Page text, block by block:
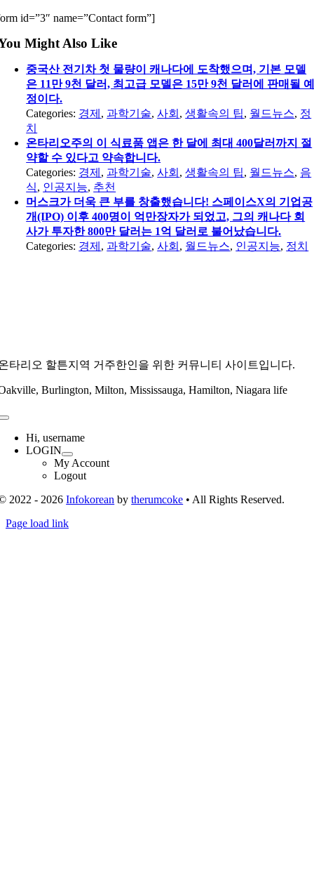
id=”3″ name=”Contact form”]
Might Also Like
중국산 전기차 첫 물량이 캐나다에 도착했으며, 기본 모델
은 11만 9천 달러, 최고급 모델은 15만 9천 달러에 판매될
정이다.
Categories: 경제 ,과학기술,사회 ,생활속의 팁, 월드뉴스, 정
치
온타리오주의 이 식료품 앱은 한 달에 최대 400달러까지 절
약할 수 있다고 약속합니다.
Categories: 경제 ,과학기술,사회 ,생활속의 팁, 월드뉴스, 음
식, 인공지능, 추천
머스크가 더욱 큰 부를 창출했습니다! 스페이스X의 기업공
개(IPO) 이후 400명이 억만장자가 되었고, 그의 캐나다 회
사가 투자한 800만 달러는 1억 달러로 불어났습니다.
Categories: 경제 ,과학기술,사회 , 월드뉴스, 인공지능, 정치
타리오 할튼지역 거주한인을 위한 커뮤니티 사이트입니다.
Burlington, Milton, Mississauga, Hamilton, Niagara life
Toggle
NavigationHi, username
LOGIN
My Account
Logout
2022 - 2026Infokorean bytherumcoke • All Rights Reserved.
Toggle
Page load link